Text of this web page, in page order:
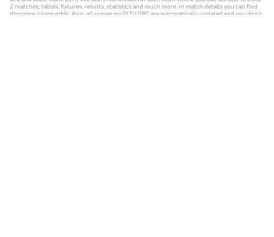
2 matches, tables, fixtures, results, statistics and much more. In match details you can find
dropping/rising odds. Also, all scores on DLTV.ORG are automatically updated and you don't